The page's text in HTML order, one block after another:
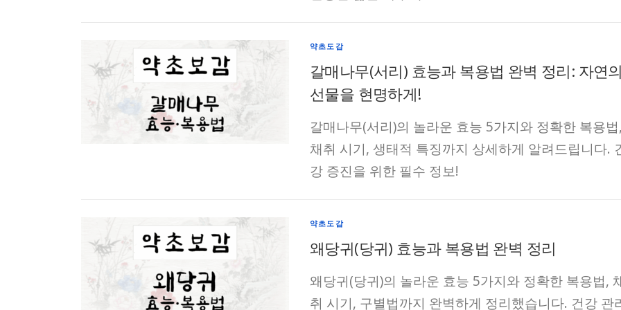
약초도감
갈매나무(서리) 효능과 복용법 완벽 정리: 자연의
선물을 현명하게!
갈매나무(서리)의 놀라운 효능 5가지와 정확한 복용법,
채취 시기, 생태적 특징까지 상세하게 알려드립니다.
강 증진을 위한 필수 정보!
약초도감
왜당귀(당귀) 효능과 복용법 완벽 정리
왜당귀(당귀)의 놀라운 효능 5가지와 정확한 복용법,
취 시기, 구별법까지 완벽하게 정리했습니다. 건강 관